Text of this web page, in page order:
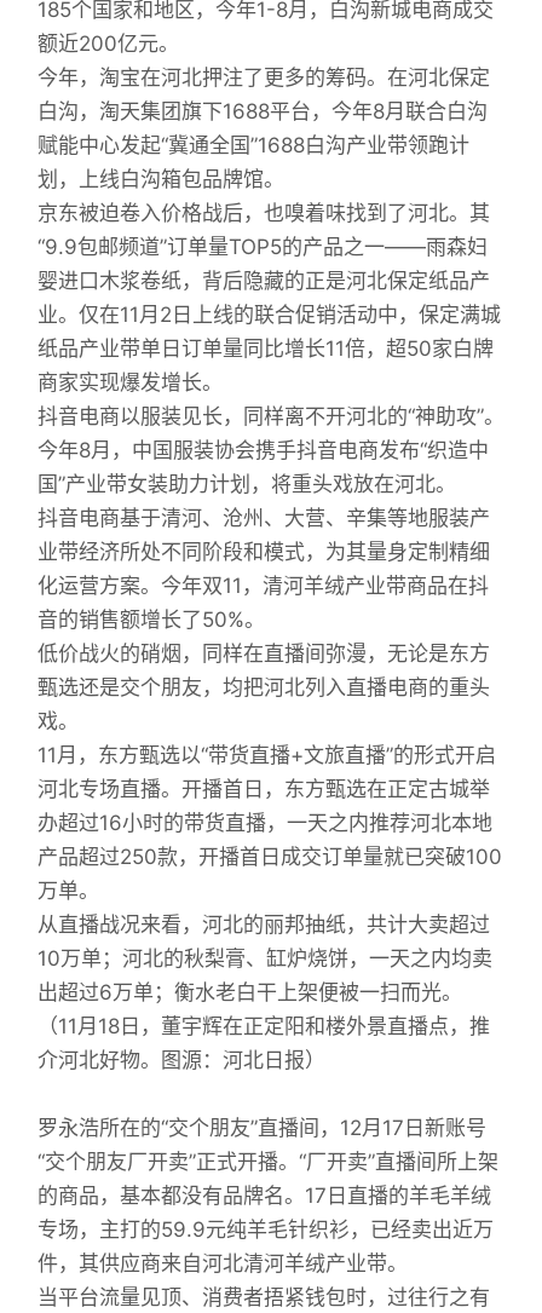
185个国家和地区，今年1-8月，白沟新城电商成交
额近200亿元。
今年，淘宝在河北押注了更多的筹码。在河北保定
白沟，淘天集团旗下1688平台，今年8月联合白沟
赋能中心发起“冀通全国”1688白沟产业带领跑计
划，上线白沟箱包品牌馆。
京东被迫卷入价格战后，也嗅着味找到了河北。其
“9.9包邮频道”订单量TOP5的产品之一——雨森妇
婴进口木浆卷纸，背后隐藏的正是河北保定纸品产
业。仅在11月2日上线的联合促销活动中，保定满城
纸品产业带单日订单量同比增长11倍，超50家白牌
商家实现爆发增长。
抖音电商以服装见长，同样离不开河北的“神助攻”。
今年8月，中国服装协会携手抖音电商发布“织造中
国”产业带女装助力计划，将重头戏放在河北。
抖音电商基于清河、沧州、大营、辛集等地服装产
业带经济所处不同阶段和模式，为其量身定制精细
化运营方案。今年双11，清河羊绒产业带商品在抖
音的销售额增长了50%。
低价战火的硝烟，同样在直播间弥漫，无论是东方
甄选还是交个朋友，均把河北列入直播电商的重头
戏。
11月，东方甄选以“带货直播+文旅直播”的形式开启
河北专场直播。开播首日，东方甄选在正定古城举
办超过16小时的带货直播，一天之内推荐河北本地
产品超过250款，开播首日成交订单量就已突破100
万单。
从直播战况来看，河北的丽邦抽纸，共计大卖超过
10万单；河北的秋梨膏、缸炉烧饼，一天之内均卖
出超过6万单；衡水老白干上架便被一扫而光。
（11月18日，董宇辉在正定阳和楼外景直播点，推
介河北好物。图源：河北日报）
罗永浩所在的“交个朋友”直播间，12月17日新账号
“交个朋友厂开卖”正式开播。“厂开卖”直播间所上架
的商品，基本都没有品牌名。17日直播的羊毛羊绒
专场，主打的59.9元纯羊毛针织衫，已经卖出近万
件，其供应商来自河北清河羊绒产业带。
当平台流量见顶、消费者捂紧钱包时，过往行之有